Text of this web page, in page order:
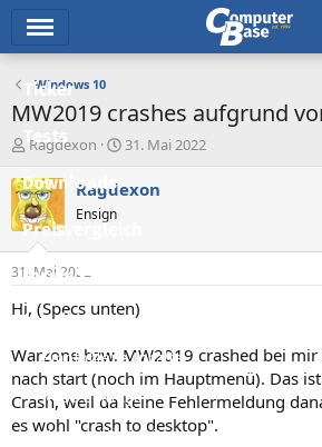
Ticker
Tests
Downloads
Preisvergleich
Forum
Aktuelles
Empfohlene Inhalte
Neue Beiträge
Neueste Aktivitäten
Windows 10
MW2019 crashes aufgrund
E
s
t
e
e
Ragdexon
E
s
t
a
m
31. Mai 2022
Ragdexon
Ensign
31. Mai 2022
Hi, (Specs unten)
Warzone bzw. MW2019 crashed bei
nach start (noch im Hauptmenü). Das
Crash, weil da keine Fehlermeldung
es wohl "crash to desktop".